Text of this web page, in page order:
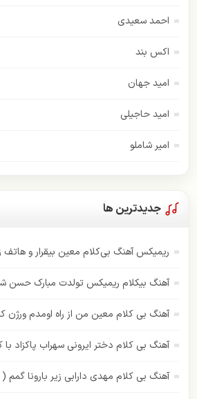
احمد سعیدی
اکس بند
امید جهان
امید حاجیلی
امیر شاملو
امیر عباس گلاب
جدیدترین ها
ریمیکس آهنگ بی‌کلام معین بیقرار و هاتف
آهنگ بیکلام ریمیکس تولدت مبارک حسن
آهنگ بی کلام معین من از راه اومدم ورژن
آهنگ بی کلام دختر ایرونی سهراب پاکزاد با
آهنگ بی کلام مهدی دارابی زیر بارونا